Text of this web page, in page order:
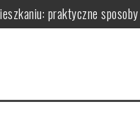
praktyczne
wybrać i zamontować
dodają przestrzeni, a